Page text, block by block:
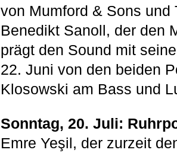
von Mumford & Sons und
Benedikt Sanoll, der den
prägt den Sound mit
22. Juni von den beiden
Klosowski am Bass und
Sonntag, 20. Juli:
Emre Yeşil, der zurzeit